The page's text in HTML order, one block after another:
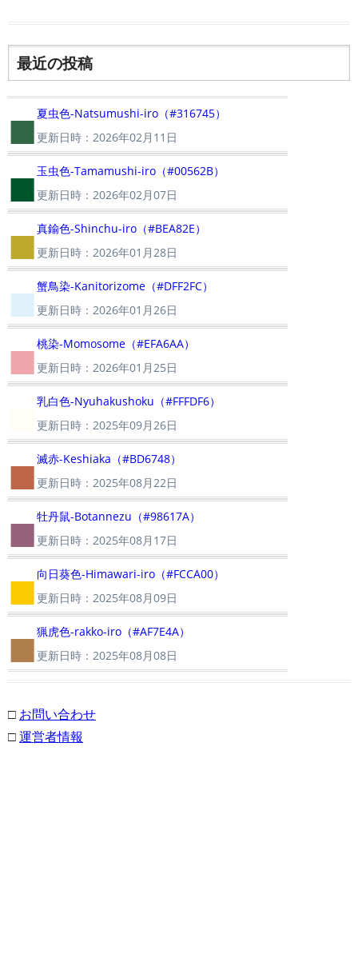
最近の投稿
■ 夏虫色-Natsumushi-iro（#316745）
更新日時：2026年02月11日
■ 玉虫色-Tamamushi-iro（#00562B）
更新日時：2026年02月07日
■真鍮色-Shinchu-iro（#BEA82E）
更新日時：2026年01月28日
■ 蟹鳥染-Kanitorizome（#DFF2FC）
更新日時：2026年01月26日
■桃染-Momosome（#EFA6AA）
更新日時：2026年01月25日
乳白色-Nyuhakushoku（#FFFDF6）
更新日時：2025年09月26日
■滅赤-Keshiaka（#BD6748）
更新日時：2025年08月22日
■牡丹鼠-Botannezu（#98617A）
更新日時：2025年08月17日
■ 向日葵色-Himawari-iro（#FCCA00）
更新日時：2025年08月09日
■猟虎色-rakko-iro（#AF7E4A）
更新日時：2025年08月08日
□ お問い合わせ
□運営者情報